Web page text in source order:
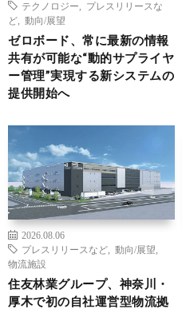
テクノロジー
プレスリリースな
ど
動向/展望
ゼロボード、常に最新の情報
共有が可能な“動的サプライヤ
ー管理”実現する新システムの
提供開始へ
2026.08.06
プレスリリースなど
動向/展望
物流施設
住友林業グループ、神奈川・
厚木で初の自社運営型物流拠